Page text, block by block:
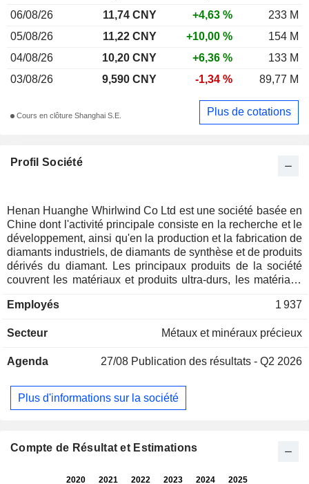
Profil Société
Henan Huanghe Whirlwind Co Ltd est une société basée en
Chine dont l'activité principale consiste en la recherche et le
développement, ainsi qu'en la production et la fabrication de
diamants industriels, de diamants de synthèse et de produits
dérivés du diamant. Les principaux produits de la société
couvrent les matériaux et produits ultra-durs, les matériaux
notamment des diamants industriels, des diamants de
scie et autres. Les produits de la société sont principalement
traitement de la céramique, l'exploration et l'exploitation
construction, l'usinage mécanique, le traitement du verre
optique et des pierres précieuses, la fabrication de produits
activités sur les marchés nationaux et internationaux.
Employés 1 937
Secteur Métaux et minéraux précieux
Agenda 27/08 Publication des résultats - Q2 2026
Plus d'informations sur la société
06/08/26
11,74 CNY +4,63 %
233 M
05/08/26
11,22 CNY +10,00 %
154 M
04/08/26
10,20 CNY +6,36 %
133 M
03/08/26
9,590 CNY -1,34 % 89,77 M
Cours en clôture Shanghai S.E. Plus de cotations
Compte de Résultat et Estimations